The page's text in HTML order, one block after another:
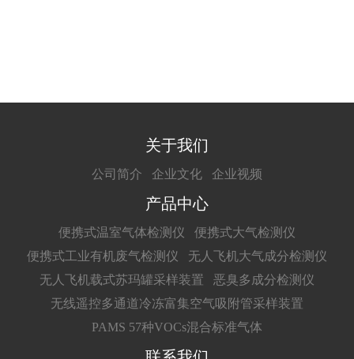
关于我们
公司简介 企业文化 企业视频
产品中心
便携式温室气体检测仪
便携式大气检测仪
便携式工业有机废气检测仪
无人飞机大气成分检测仪
无人飞机载式苏玛罐采样装置
恶臭多成分检测仪
无线遥控多通道冷冻富集空气吸附管采样装置
PAMS 57种VOCs混合标准气体